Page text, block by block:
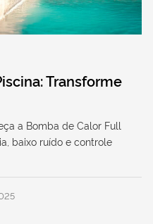
Transforme
a Bomba de Calor Full
baixo ruído e controle